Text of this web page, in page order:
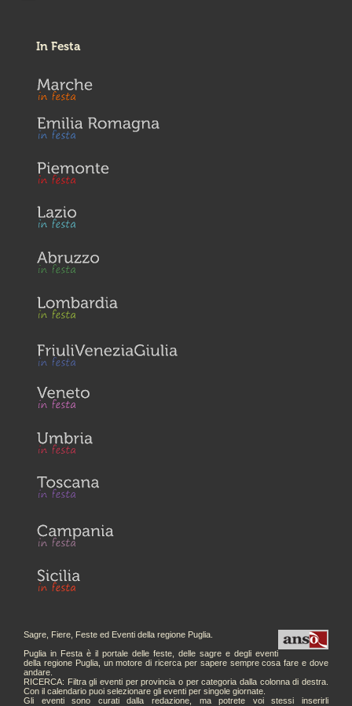
In Festa
Sagre, Fiere, Feste ed Eventi della regione Puglia.
Puglia in Festa è il portale delle feste, delle sagre e degli eventi
della regione Puglia, un motore di ricerca per sapere sempre cosa fare e dove
andare.
RICERCA: Filtra gli eventi per provincia o per categoria dalla colonna di destra.
Con il calendario puoi selezionare gli eventi per singole giornate.
Gli eventi sono curati dalla redazione, ma potrete voi stessi inserirli